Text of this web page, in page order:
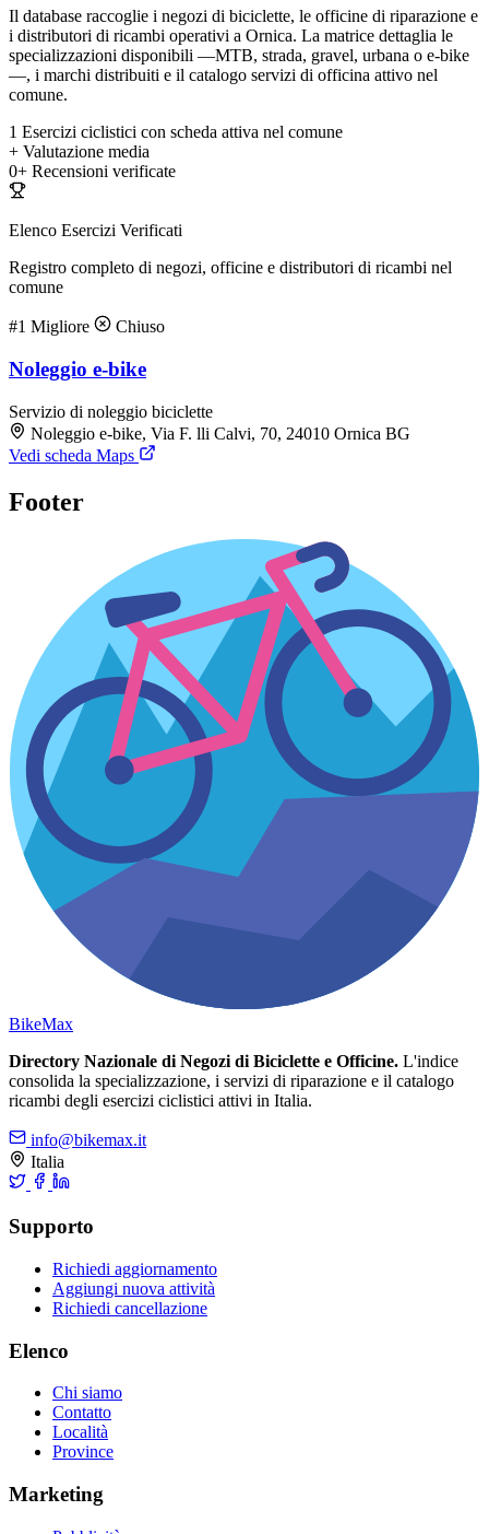
Il database raccoglie i negozi di biciclette, le officine di riparazione e
i distributori di ricambi operativi a Ornica. La matrice dettaglia le
specializzazioni disponibili —MTB, strada, gravel, urbana o e-bike
—, i marchi distribuiti e il catalogo servizi di officina attivo nel
comune.
1 Esercizi ciclistici con scheda attiva nel comune
+ Valutazione media
0+ Recensioni verificate
Elenco Esercizi Verificati
Registro completo di negozi, officine e distributori di ricambi nel
comune
#1 Migliore Chiuso
Noleggio e-bike
Servizio di noleggio biciclette
Noleggio e-bike, Via F. lli Calvi, 70, 24010 Ornica BG
Vedi scheda Maps
Footer
BikeMax
Directory Nazionale di Negozi di Biciclette e Officine. L'indice
consolida la specializzazione, i servizi di riparazione e il catalogo
ricambi degli esercizi ciclistici attivi in Italia.
info@bikemax.it
Italia
Supporto
Richiedi aggiornamento
Aggiungi nuova attività
Richiedi cancellazione
Elenco
Chi siamo
Contatto
Località
Province
Marketing